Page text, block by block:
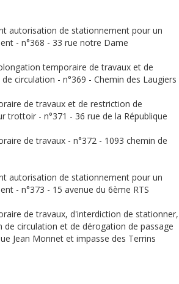
autorisation de stationnement pour un
- n°368 - 33 rue notre Dame
temporaire de travaux et de
circulation - n°369 - Chemin des Laugiers
de travaux et de restriction de
trottoir - n°371 - 36 rue de la République
de travaux - n°372 - 1093 chemin de
autorisation de stationnement pour un
- n°373 - 15 avenue du 6ème RTS
de travaux, d'interdiction de stationner,
de circulation et de dérogation de passage
Jean Monnet et impasse des Terrins